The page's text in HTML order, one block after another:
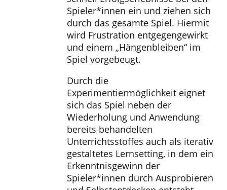
Spieler*innen ein und ziehen sich
durch das gesamte Spiel. Hiermit
wird Frustration entgegengewirkt
und einem „Hängenbleiben“ im
Spiel vorgebeugt.
Durch die
Experimentiermöglichkeit eignet
sich das Spiel neben der
Wiederholung und Anwendung
bereits behandelten
Unterrichtsstoffes auch als iterativ
gestaltetes Lernsetting, in dem ein
Erkenntnisgewinn der
Spieler*innen durch Ausprobieren